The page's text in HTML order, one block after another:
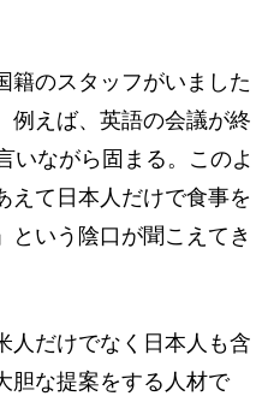
のスタッフがいました
例えば、英語の会議が終
いながら固まる。このよ
えて日本人だけで食事を
という陰口が聞こえてき
だけでなく日本人も含
胆な提案をする人材で